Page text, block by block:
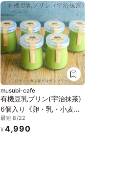
musubi-cafe
有機豆乳プリン(宇治抹茶)
6個入り《卵・乳・小麦・
白砂糖不使用》《ヴィーガ
ンスイーツ》《グルテンフ
最短 8/22
¥ 4,990